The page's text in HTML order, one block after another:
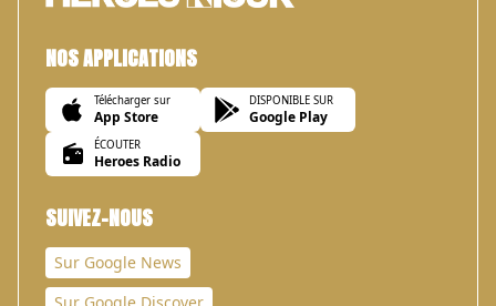
NOS APPLICATIONS
Télécharger sur
App Store
DISPONIBLE SUR
Google Play
ÉCOUTER
Heroes Radio
SUIVEZ-NOUS
Sur Google News